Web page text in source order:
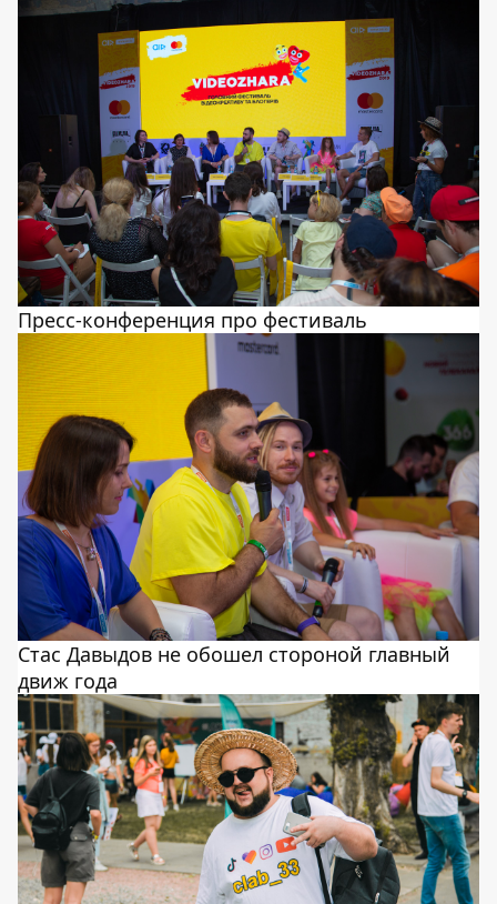
Пресс-конференция про фестиваль
Стас Давыдов не обошел стороной главный
движ года